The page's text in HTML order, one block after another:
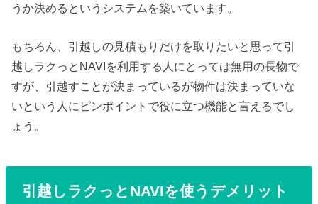
うか決めるというシステムを築いています。
もちろん、引越しの見積もりだけを取りたいと思って引
越しラクっとNAVIを利用する人にとっては無用の長物で
すが、引越すことが決まっているが物件は決まっていな
いという人にピンポイントで役に立つ機能と言えるでし
ょう。
引越しラクっとNAVIを使うデメリット